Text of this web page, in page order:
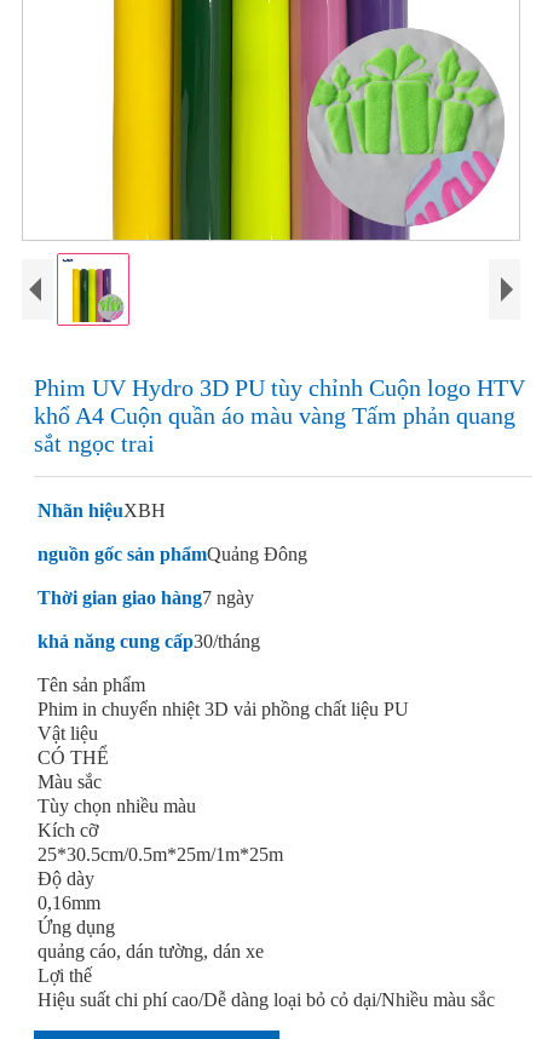
Phim UV Hydro 3D PU tùy chỉnh Cuộn logo HTV
khổ A4 Cuộn quần áo màu vàng Tấm phản quang
sắt ngọc trai
Nhãn hiệuXBH
nguồn gốc sản phẩmQuảng Đông
Thời gian giao hàng7 ngày
khả năng cung cấp30/tháng
Tên sản phẩm
Phim in chuyển nhiệt 3D vải phồng chất liệu PU
Vật liệu
CÓ THỂ
Màu sắc
Tùy chọn nhiều màu
Kích cỡ
25*30.5cm/0.5m*25m/1m*25m
Độ dày
0,16mm
Ứng dụng
quảng cáo, dán tường, dán xe
Lợi thế
Hiệu suất chi phí cao/Dễ dàng loại bỏ cỏ dại/Nhiều màu sắc